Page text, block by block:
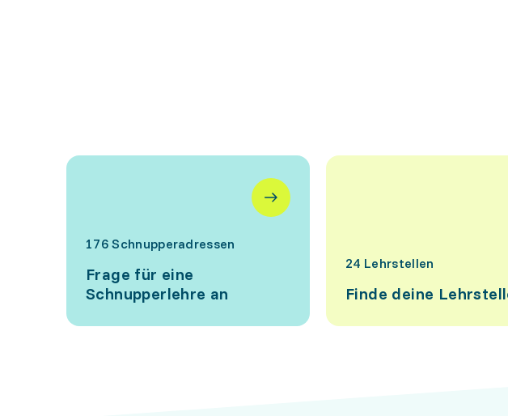
176 Schnupperadressen
Frage für eine
Schnupperlehre an
24 Lehrstellen
Finde deine